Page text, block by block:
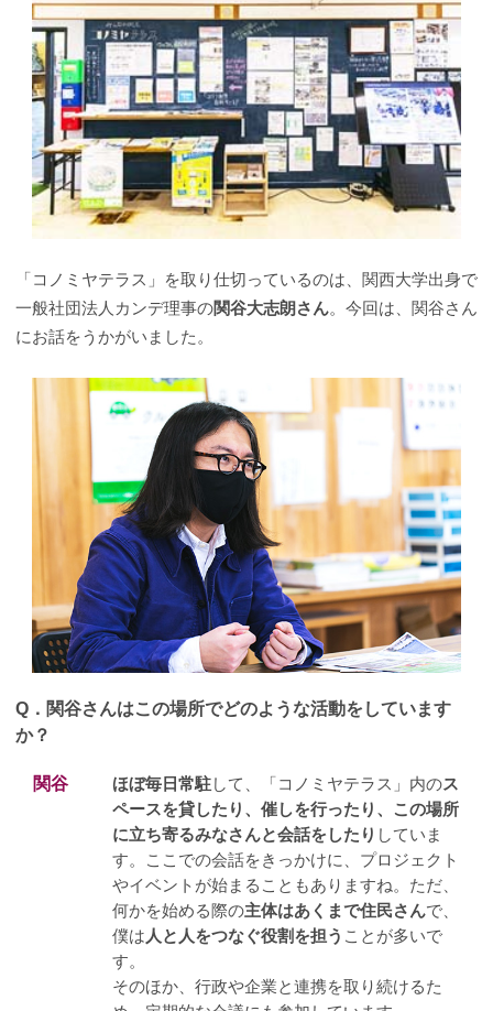
「コノミヤテラス」を取り仕切っているのは、関西大学出身で
一般社団法人カンデ理事の関谷大志朗さん。今回は、関谷さん
にお話をうかがいました。
Q． 関谷さんはこの場所でどのような活動をしています
か？
関谷 ほぼ毎日常駐して、「コノミヤテラス」内のス
ペースを貸したり、催しを行ったり、この場所
に立ち寄るみなさんと会話をしたり していま
す。ここでの会話をきっかけに、プロジェクト
やイベントが始まることもありますね。ただ、
何かを始める際の主体はあくまで住民さんで、
僕は 人と人をつなぐ役割を担う ことが多いで
す。
そのほか、行政や企業と連携を取り続けるた